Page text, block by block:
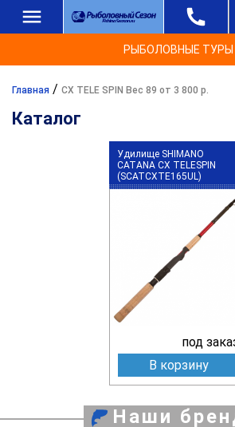
РЫБОЛОВНЫЕ ТУРЫ
Главная / CX TELE SPIN Вес 89 от 3 800 р.
Каталог
Удилище SHIMANO
CATANA CX TELESPIN
(SCATCXTE165UL)
под
В корзину
Наши